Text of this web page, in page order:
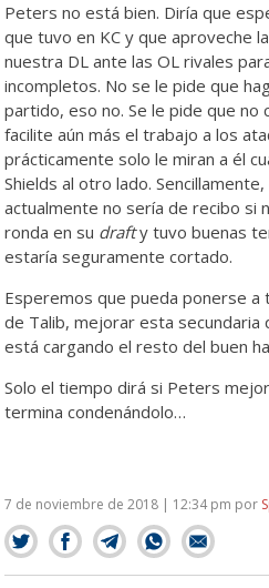
Peters no está bien. Diría que
que tuvo en KC y que aproveche
nuestra DL ante las OL rivales
incompletos. No se le pide que
partido, eso no. Se le pide que no
facilite aún más el trabajo a los
prácticamente solo le miran a él
Shields al otro lado.
actualmente no sería de recibo si
ronda en su drafty tuvo buenas
estaría seguramente cortado.
Esperemos que pueda ponerse a
de Talib, mejorar esta secundaria
está cargando el resto del buen
Solo el tiempo dirá si Peters
termina condenándolo…
7 de noviembre de 2018 | 12:34 pm por